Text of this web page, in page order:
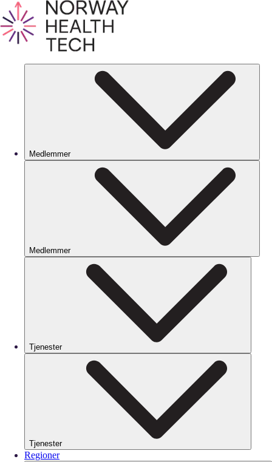
Medlemmer
Medlemmer
Tjenester
Tjenester
Regioner